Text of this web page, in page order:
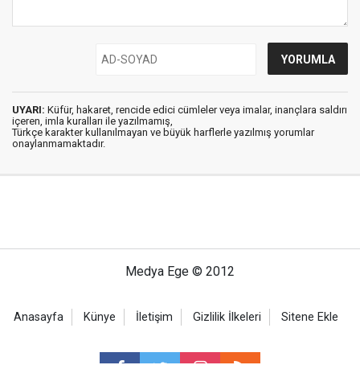
UYARI: Küfür, hakaret, rencide edici cümleler veya imalar, inançlara saldırı
içeren, imla kuralları ile yazılmamış,
Türkçe karakter kullanılmayan ve büyük harflerle yazılmış yorumlar
onaylanmamaktadır.
Medya Ege © 2012
Anasayfa Künye İletişim Gizlilik İlkeleri Sitene Ekle